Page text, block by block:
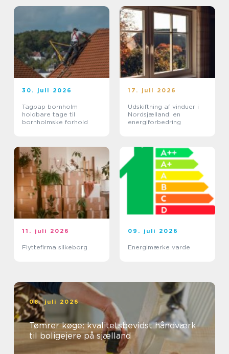
30. juli 2026
Tagpap bornholm
holdbare tage til
bornholmske forhold
17. juli 2026
Udskiftning af vinduer i
Nordsjælland: en
energiforbedring
11. juli 2026
Flyttefirma silkeborg
09. juli 2026
Energimærke varde
08. juli 2026
Tømrer køge: kvalitetsbevidst håndværk
til boligejere på sjælland